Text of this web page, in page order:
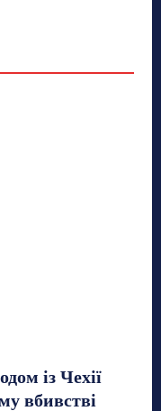
із Чехії
вбивстві